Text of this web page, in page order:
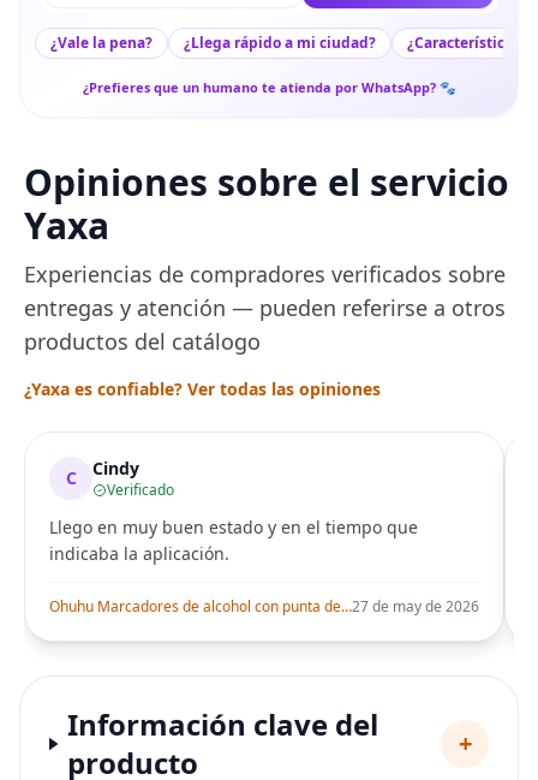
¿Vale la pena? ¿Llega rápido a mi ciudad? ¿Características
¿Prefieres que un humano te atienda por WhatsApp? 🐾
Opiniones sobre el servicio
Yaxa
Experiencias de compradores verificados sobre
entregas y atención — pueden referirse a otros
productos del catálogo
¿Yaxa es confiable? Ver todas las opiniones
C Cindy
Verificado
Llego en muy buen estado y en el tiempo que
indicaba la aplicación.
Ohuhu Marcadores de alcohol con punta de pincel – Juego de marcadores artísticos de doble punta con certificación AP para artistas adultos27 de may de 2026
Información clave del
producto
+